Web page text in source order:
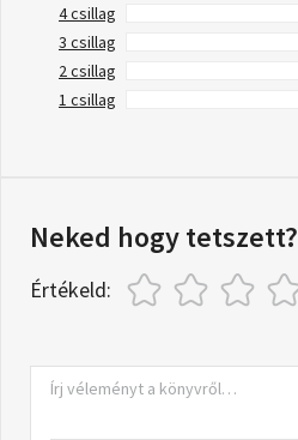
4 csillag
3 csillag
2 csillag
1 csillag
Neked hogy tetszett?
Értékeld: